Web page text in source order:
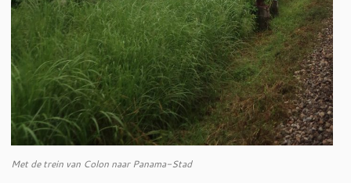
Met de trein van Colon naar Panama-Stad